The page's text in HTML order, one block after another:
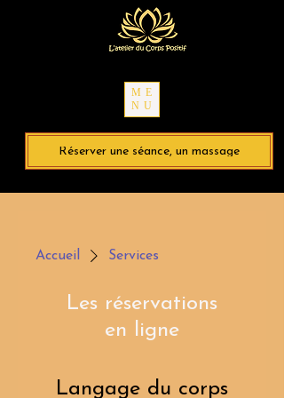
ME
NU
Réserver une séance, un massage
Accueil Services
Les réservations
en ligne
Langage du corps